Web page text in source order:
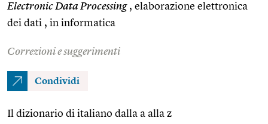
Electronic Data Processing, elaborazione elettronica
dei dati , in informatica
Correzioni e suggerimenti
Condividi
Il dizionario di italiano dalla a alla z